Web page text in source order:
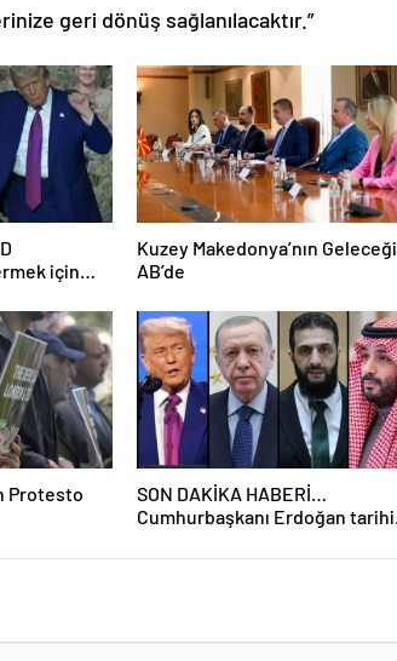
geri dönüş sağlanılacaktır.”
için
Kuzey Makedonya’nın Geleceği
AB’de
Protesto
SON DAKİKA HABERİ…
Cumhurbaşkanı Erdoğan tarihi
Selman ile video konferans